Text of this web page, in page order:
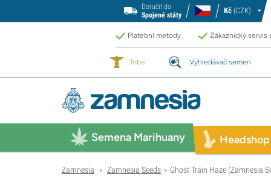
Doručit do
Spojené státy
Kč (CZK)
Platební metody Zákaznický servis
Tribe Vyhledávač semen
Semena Marihuany Headshop
Zamnesia > Zamnesia Seeds > Ghost Train Haze (Zamnesia